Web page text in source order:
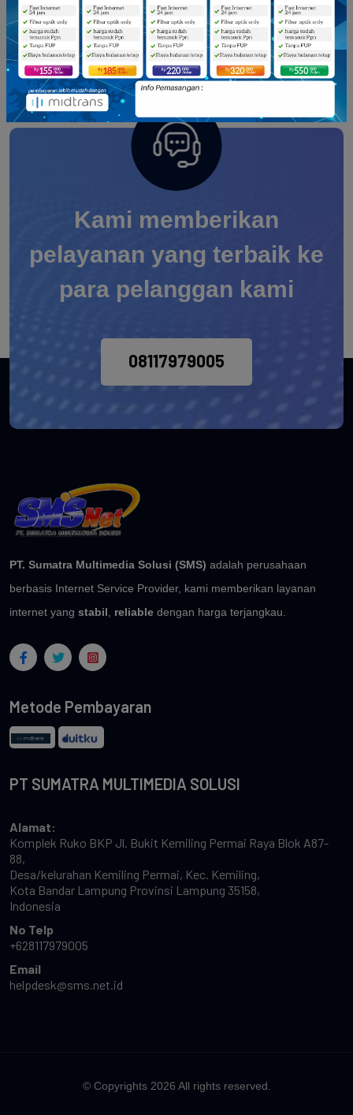
INTERNET DEDICATED
NARASI INTERNET UNTUK CORPORATE DAN
GOVERNANCE
Kami memberikan
pelayanan yang terbaik ke
para pelanggan kami
08117979005
PT. Sumatra Multimedia Solusi (SMS) adalah perusahaan
berbasis Internet Service Provider, kami memberikan layanan
internet yang stabil reliable dengan harga terjangkau.
Metode Pembayaran
PT SUMATRA MULTIMEDIA SOLUSI
Alamat:
Komplek Ruko BKP Jl. Bukit Kemiling Permai Raya Blok A87-
88,
Desa/kelurahan Kemiling Permai, Kec. Kemiling,
Kota Bandar Lampung Provinsi Lampung 35158,
Indonesia
No Telp
+628117979005
Email
helpdesk@sms.net.id
© Copyrights 2026 All rights reserved.